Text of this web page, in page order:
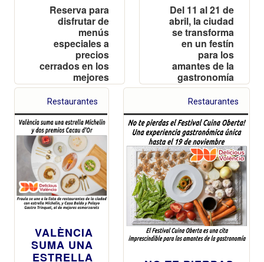
Reserva para
disfrutar de
menús
especiales a
precios
cerrados en los
mejores
restaurantes de
la ciudad y
experiencias
gastronómicas
únicas
Del 11 al 21 de
abril, la ciudad
se transforma
en un festín
para los
amantes de la
gastronomía
con una edición
renovada del
Festival Cuina
Oberta
Restaurantes
VALÈNCIA
SUMA UNA
ESTRELLA
Restaurantes